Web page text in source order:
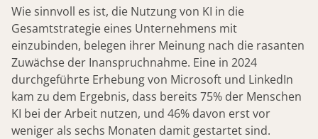
Wie sinnvoll es ist, die Nutzung von KI in die
Gesamtstrategie eines Unternehmens mit
einzubinden, belegen ihrer Meinung nach die rasanten
Zuwächse der Inanspruchnahme. Eine in 2024
durchgeführte Erhebung von Microsoft und LinkedIn
kam zu dem Ergebnis, dass bereits 75% der Menschen
KI bei der Arbeit nutzen, und 46% davon erst vor
weniger als sechs Monaten damit gestartet sind.